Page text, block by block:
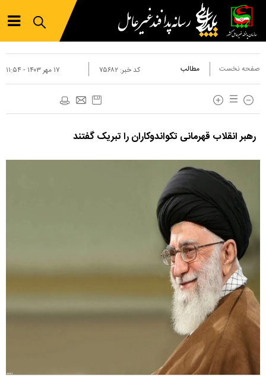
صفحه نخست مطالب ۱۷ مهر ۱۴۰۳ - ۱۱:۵۴ کد خبر: ۷۵۶۸۲
رهبر انقلاب قهرمانی تکواندوکاران را تبریک گفتند